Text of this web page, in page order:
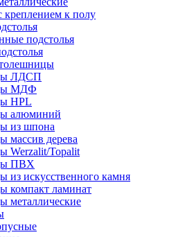
креплением к полу
подстолья
ЛДСП
МДФ
HPL
алюминий
из шпона
массив дерева
Werzalit/Topalit
ПВХ
из искусственного камня
компакт ламинат
металлические